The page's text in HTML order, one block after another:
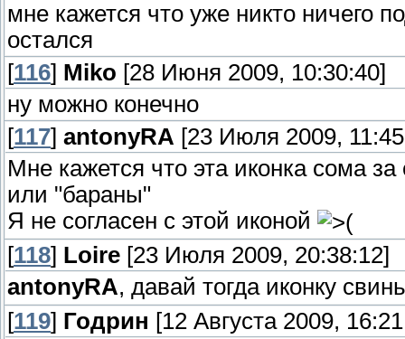
мне кажется что уже никто ничего
остался
[116] Miko [28 Июня 2009, 10:30:40]
ну можно конечно
[117] antonyRA [23 Июля 2009,
Мне кажется что эта иконка сома
или "бараны"
Я не согласен с этой иконой
[118] Loire [23 Июля 2009, 20:38:12]
antonyRA, давай тогда иконку
[119] Годрин [12 Августа 2009,